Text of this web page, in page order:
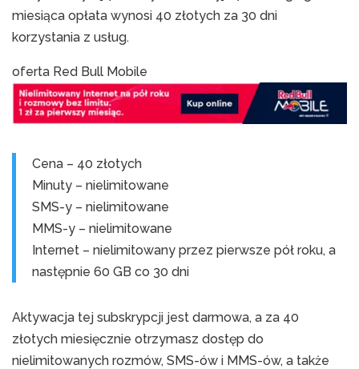
miesiąca opłata wynosi 40 złotych za 30 dni
korzystania z usług.
oferta Red Bull Mobile
Cena – 40 złotych
Minuty – nielimitowane
SMS-y – nielimitowane
MMS-y – nielimitowane
Internet – nielimitowany przez pierwsze pół roku, a
następnie 60 GB co 30 dni
Aktywacja tej subskrypcji jest darmowa, a za 40
złotych miesięcznie otrzymasz dostęp do
nielimitowanych rozmów, SMS-ów i MMS-ów, a także